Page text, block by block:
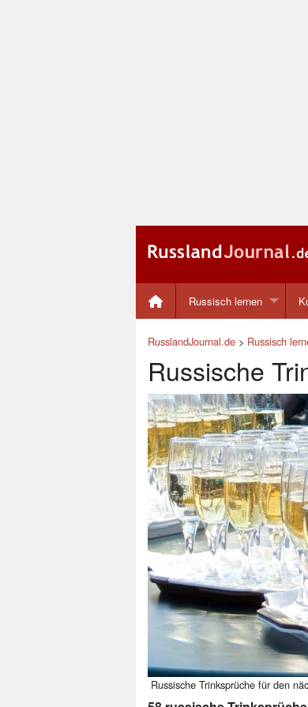
Russisch lernen
RusslandJournal.de > Russisch
Russische
Russische Trinksprüche für den